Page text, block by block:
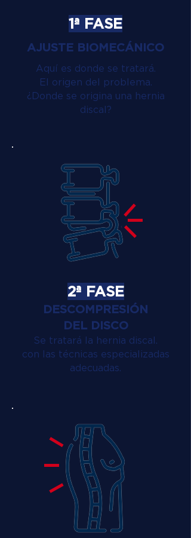
1ª FASE
AJUSTE BIOMECÁNICO
Aquí es donde se tratará.
El origen del problema.
¿Donde se origina una hernia
discal?
2ª FASE
DESCOMPRESIÓN
DEL DISCO
Se tratará la hernia discal.
con las técnicas especializadas
adecuadas.